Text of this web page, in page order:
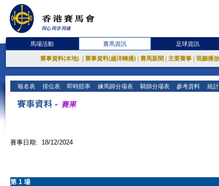
馬場活動 賽馬資訊 足球資訊
賽事資料(本地) 賽事資料(越洋轉播) 賽馬新聞 主要賽事 視聽播
報名表 排位表 即時賠率 練馬師分場表 騎師分場表 參考資料 統
賽事日期: 18/12/2024
第 1 場